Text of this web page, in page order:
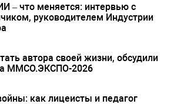
– что меняется: интервью с
руководителем Индустрии
автора своей жизни, обсудили
ММСО.ЭКСПО-2026
как лицеисты и педагог